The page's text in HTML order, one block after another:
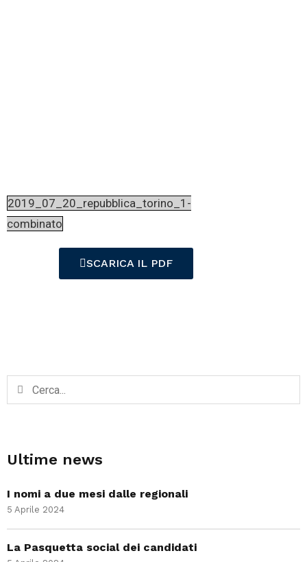
2019_07_20_repubblica_torino_1-
combinato
SCARICA IL PDF
Ultime news
I nomi a due mesi dalle regionali
5 Aprile 2024
La Pasquetta social dei candidati